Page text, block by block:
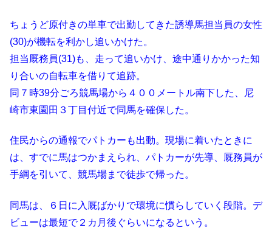
ちょうど原付きの単車で出勤してきた誘導馬担当員の女性
(30)が機転を利かし追いかけた。
担当厩務員(31)も、走って追いかけ、途中通りかかった知
り合いの自転車を借りて追跡。
同７時39分ごろ競馬場から４００メートル南下した、尼
崎市東園田３丁目付近で同馬を確保した。
住民からの通報でパトカーも出動。現場に着いたときに
は、すでに馬はつかまえられ、パトカーが先導、厩務員が
手綱を引いて、競馬場まで徒歩で帰った。
同馬は、６日に入厩ばかりで環境に慣らしていく段階。デ
ビューは最短で２カ月後ぐらいになるという。